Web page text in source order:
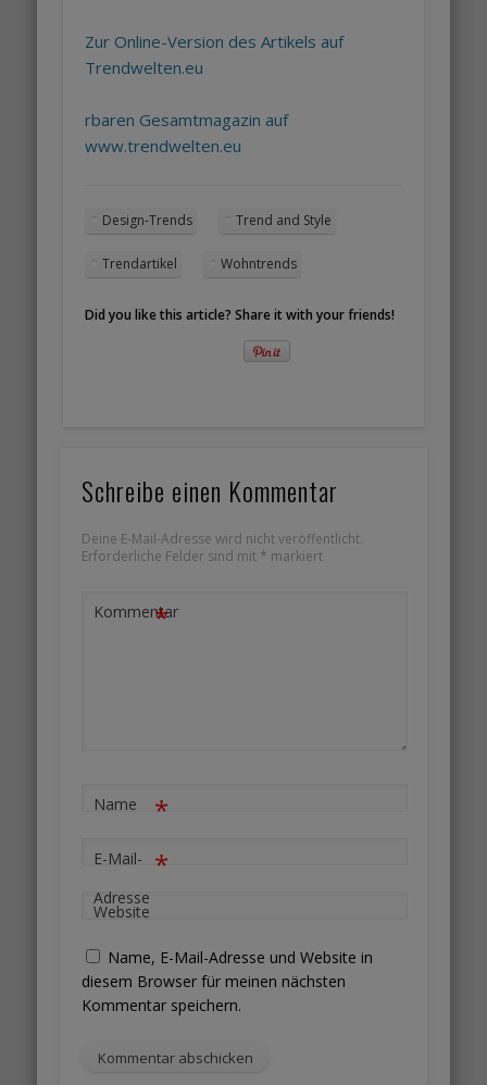
Zur Online-Version des Artikels auf
Trendwelten.eu
rbaren Gesamtmagazin auf
www.trendwelten.eu
Design-Trends Trend and Style
Trendartikel Wohntrends
Did you like this article? Share it with your friends!
Schreibe einen Kommentar
Deine E-Mail-Adresse wird nicht veröffentlicht.
Erforderliche Felder sind mit * markiert
Kommentar
*
Name *
E-Mail-
Adresse
*
Website
Name, E-Mail-Adresse und Website in
diesem Browser für meinen nächsten
Kommentar speichern.